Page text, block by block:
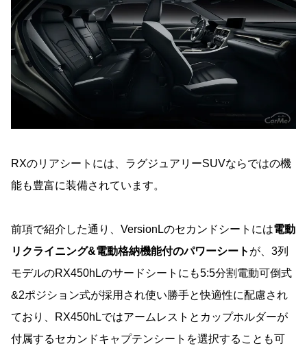
RXのリアシートには、ラグジュアリーSUVならではの機
能も豊富に装備されています。
前項で紹介した通り、VersionLのセカンドシートには電動
リクライニング&電動格納機能付のパワーシート が、3列
モデルのRX450hLのサードシートにも5:5分割電動可倒式
&2ポジション式が採用され使い勝手と快適性に配慮され
ており、RX450hLではアームレストとカップホルダーが
付属するセカンドキャプテンシートを選択することも可